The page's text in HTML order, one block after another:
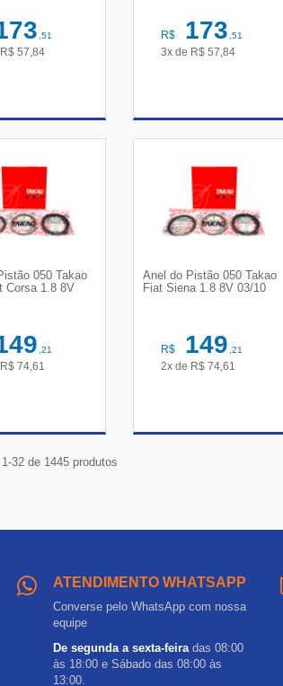
,51
R$ 57,84
R$ 173,51
3x de R$ 57,84
050 Takao
Corsa 1.8 8V
,21
R$ 74,61
Anel do Pistão 050 Takao
Fiat Siena 1.8 8V 03/10
R$ 149,21
2x de R$ 74,61
32 de 1445 produtos
ATENDIMENTO WHATSAPP
Converse pelo WhatsApp com nossa
equipe
De segunda a sexta-feiradas 08:00
às 18:00 e Sábado das 08:00 às
13:00.